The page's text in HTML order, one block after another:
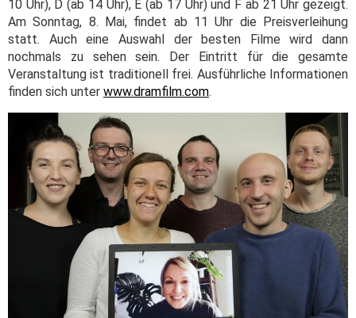
10 Uhr), D (ab 14 Uhr), E (ab 17 Uhr) und F ab 21 Uhr gezeigt.
Am Sonntag, 8. Mai, findet ab 11 Uhr die Preisverleihung
statt. Auch eine Auswahl der besten Filme wird dann
nochmals zu sehen sein. Der Eintritt für die gesamte
Veranstaltung ist traditionell frei. Ausführliche Informationen
finden sich unter www.dramfilm.com.